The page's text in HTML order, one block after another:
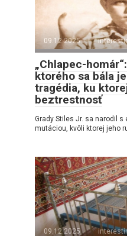
09.12.2025
„Chlapec-
ktorého sa bála
tragédia, ku
beztrestnosť
Grady Stiles Jr. sa narodil
mutáciou, kvôli ktorej jeho
09.12.2025